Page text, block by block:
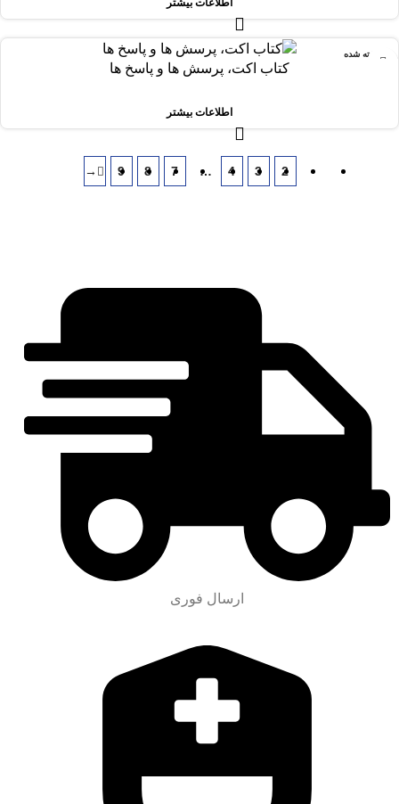
اطلاعات بیشتر
فروخته شده
کتاب اکت، پرسش ها و پاسخ ها
اطلاعات بیشتر
1
2
3
4
…
7
8
9
→
ارسال فوری